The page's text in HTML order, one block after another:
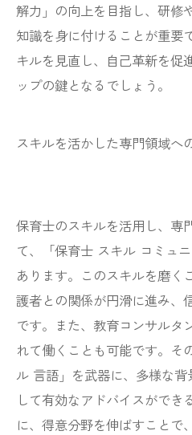
解力」の向上を目指し、研修
知識を身に付けることが重要
キルを見直し、自己革新を促
ップの鍵となるでしょう。
スキルを活かした専門領域へ
保育士のスキルを活用し、専
て、「保育士 スキル コミュ
あります。このスキルを磨く
護者との関係が円滑に進み、
です。また、教育コンサルタ
れて働くことも可能です。そ
ル 言語」を武器に、多様な
して有効なアドバイスができ
に、得意分野を伸ばすことで